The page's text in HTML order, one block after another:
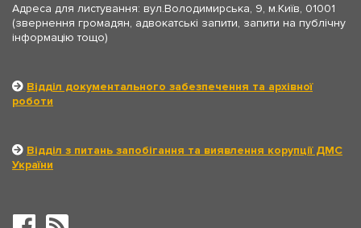
Адреса для листування: вул.Володимирська, 9, м.Київ, 01001
(звернення громадян, адвокатські запити, запити на публічну
інформацію тощо)
Відділ документального забезпечення та архівної
роботи
Відділ з питань запобігання та виявлення корупції ДМС
України